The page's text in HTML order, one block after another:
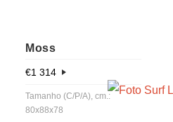
Moss
€1 314
Tamanho (C/P/A), cm.:
80х88х78